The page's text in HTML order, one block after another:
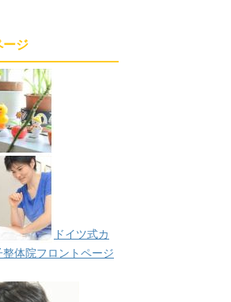
ージ
ドイツ式カ
体院フロントページ